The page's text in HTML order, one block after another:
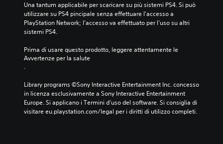
Una tantum applicabile per scaricare su più sistemi PS4. Si può
utilizzare su PS4 pincipale senza effettuare l'accesso a
PlayStation Network; l'accesso va effettuato per l'uso su altri
sistemi PS4.
Prima di usare questo prodotto, leggere attentamente le
Avvertenze per la salute
.
Library programs ©Sony Interactive Entertainment Inc. concesso
in licenza esclusivamente a Sony Interactive Entertainment
Europe. Si applicano i Termini d'uso del software. Si consiglia di
visitare eu.playstation.com/legal per i diritti di utilizzo completi.